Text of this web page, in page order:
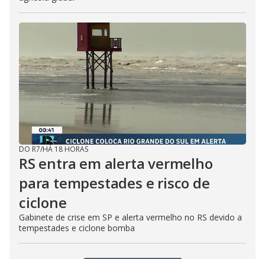
DO R7/HÁ 18 HORAS
RS entra em alerta vermelho
para tempestades e risco de
ciclone
Gabinete de crise em SP e alerta vermelho no RS devido a
tempestades e ciclone bomba